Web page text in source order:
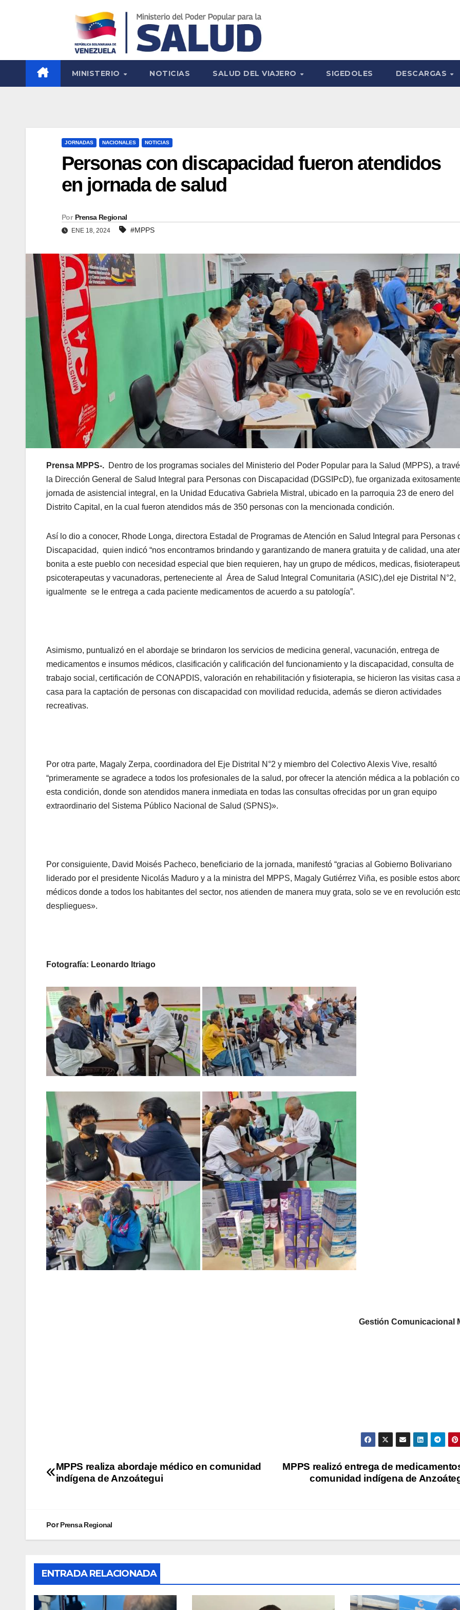
MINISTERIO NOTICIAS SALUD DEL VIAJERO SIGEDOLES DESCARGAS
JORNADAS NACIONALES NOTICIAS
Personas con discapacidad fueron atendidos
en jornada de salud
Por Prensa Regional
ENE 18, 2024 #MPPS
Prensa MPPS-. Dentro de los programas sociales del Ministerio del Poder Popular para la Salud (MPPS), a
la Dirección General de Salud Integral para Personas con Discapacidad (DGSIPcD), fue organizada
jornada de asistencial integral, en la Unidad Educativa Gabriela Mistral, ubicado en la parroquia 23 de enero del
Distrito Capital, en la cual fueron atendidos más de 350 personas con la mencionada condición.
Así lo dio a conocer, Rhode Longa, directora Estadal de Programas de Atención en Salud Integral para Personas
Discapacidad, quien indicó “nos encontramos brindando y garantizando de manera gratuita y de calidad, una
bonita a este pueblo con necesidad especial que bien requieren, hay un grupo de médicos, medicas,
psicoterapeutas y vacunadoras, perteneciente al Área de Salud Integral Comunitaria (ASIC),del eje Distrital N°2,
igualmente se le entrega a cada paciente medicamentos de acuerdo a su patología”.
Asimismo, puntualizó en el abordaje se brindaron los servicios de medicina general, vacunación, entrega de
medicamentos e insumos médicos, clasificación y calificación del funcionamiento y la discapacidad, consulta de
trabajo social, certificación de CONAPDIS, valoración en rehabilitación y fisioterapia, se hicieron las visitas casa
casa para la captación de personas con discapacidad con movilidad reducida, además se dieron actividades
recreativas.
Por otra parte, Magaly Zerpa, coordinadora del Eje Distrital N°2 y miembro del Colectivo Alexis Vive, resaltó
“primeramente se agradece a todos los profesionales de la salud, por ofrecer la atención médica a la población
esta condición, donde son atendidos manera inmediata en todas las consultas ofrecidas por un gran equipo
extraordinario del Sistema Público Nacional de Salud (SPNS)».
Por consiguiente, David Moisés Pacheco, beneficiario de la jornada, manifestó “gracias al Gobierno Bolivariano
liderado por el presidente Nicolás Maduro y a la ministra del MPPS, Magaly Gutiérrez Viña, es posible estos
médicos donde a todos los habitantes del sector, nos atienden de manera muy grata, solo se ve en revolución
despliegues».
Fotografía: Leonardo Itriago
Gestión Comunicacional
MPPS realizó entrega de
comunidad indígena de
MPPS realiza abordaje médico en comunidad
indígena de Anzoátegui
PorPrensa Regional
ENTRADA RELACIONADA